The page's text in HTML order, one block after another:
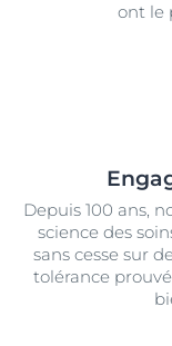
ont le
Depuis 100 ans,
science des
sans cesse sur
tolérance